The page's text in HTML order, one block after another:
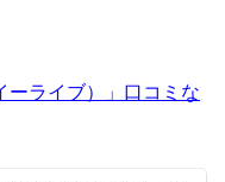
ーライブ）」口コミな